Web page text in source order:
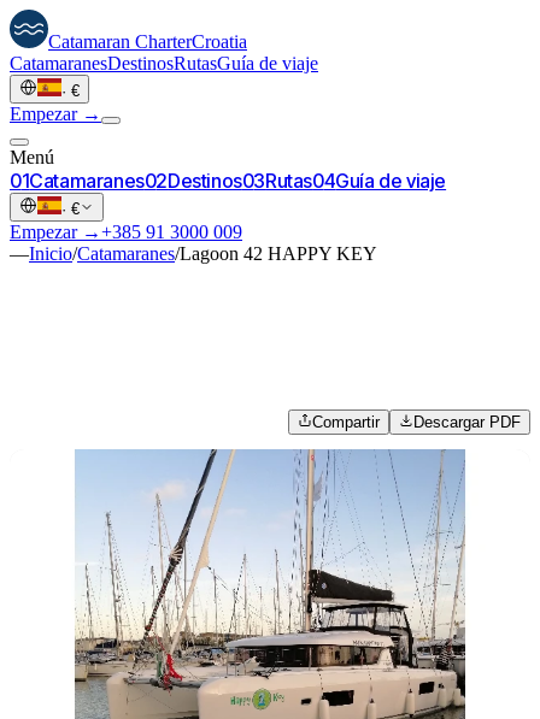
Catamaran CharterCroatia
CatamaranesDestinosRutasGuía de viaje
· €
Empezar →
Menú
01Catamaranes02Destinos03Rutas04Guía de viaje
· €
Empezar →+385 91 3000 009
—Inicio/Catamaranes/Lagoon 42 HAPPY KEY
Compartir Descargar PDF